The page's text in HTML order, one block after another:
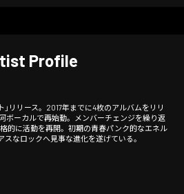
Profile
リリース。2017年までに4枚のアルバムをリリ
ボーカルで再始動。メンバーチェンジを繰り返
的に活動を再開。初期の青春パンク的なエネル
なロックへ見事な進化を遂げている。